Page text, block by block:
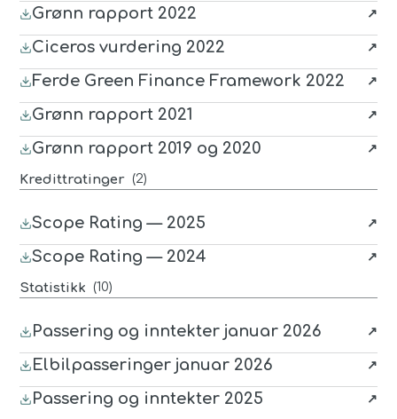
Grønn rapport 2022
(last ned PDF, åpnes i nytt vindu)
Ciceros vurdering 2022
(last ned PDF , åpnes i nytt vindu)
Ferde Green Finance Framework 2022
(last ned PDF , åpnes i nytt vindu)
Grønn rapport 2021
(last ned PDF, åpnes i nytt vindu)
Grønn rapport 2019 og 2020
(last ned PDF, åpnes i nytt vindu)
Kredittratinger (2)
Scope Rating — 2025
(last ned PDF, åpnes i nytt vindu)
Scope Rating — 2024
(last ned PDF, åpnes i nytt vindu)
Statistikk (10)
Passering og inntekter januar 2026
(last nedXLS , åpnes i nytt vindu)
Elbilpasseringer januar 2026
(last nedPDF , åpnes i nytt vindu)
Passering og inntekter 2025
(last nedXLS , åpnes i nytt vindu)